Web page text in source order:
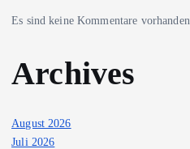
Es sind keine Kommentare vorhanden.
Archives
August 2026
Juli 2026